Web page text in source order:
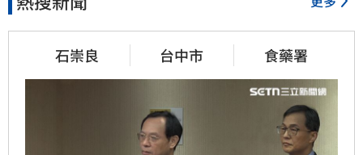
石崇良 台中市 食藥署